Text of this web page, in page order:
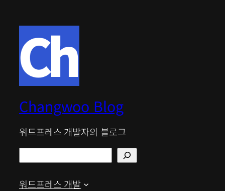
Changwoo Blog
워드프레스 개발자의 블로그
색
워드프레스 개발